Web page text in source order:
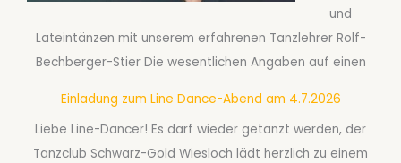
und
Lateintänzen mit unserem erfahrenen Tanzlehrer Rolf-
Bechberger-Stier Die wesentlichen Angaben auf einen
Einladung zum Line Dance-Abend am 4.7.2026
Liebe Line-Dancer! Es darf wieder getanzt werden, der
Tanzclub Schwarz-Gold Wiesloch lädt herzlich zu einem